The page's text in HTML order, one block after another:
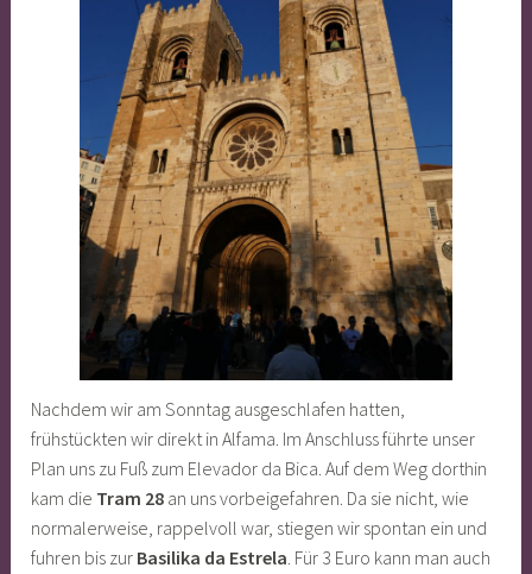
Nachdem wir am Sonntag ausgeschlafen hatten,
frühstückten wir direkt in Alfama. Im Anschluss führte unser
Plan uns zu Fuß zum Elevador da Bica. Auf dem Weg dorthin
kam die Tram 28 an uns vorbeigefahren. Da sie nicht, wie
normalerweise, rappelvoll war, stiegen wir spontan ein und
fuhren bis zur Basilika da Estrela. Für 3 Euro kann man auch